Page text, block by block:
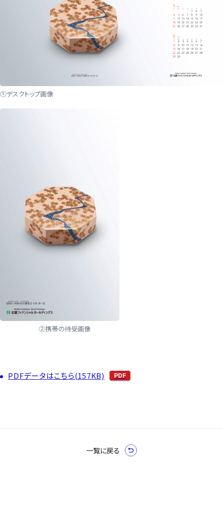
①デスクトップ画像
②携帯の待受画像
PDFデータはこちら(157KB)
一覧に戻る